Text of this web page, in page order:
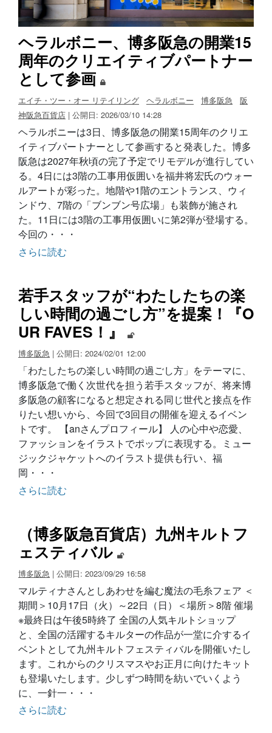
ヘラルボニー、博多阪急の開業15
周年のクリエイティブパートナー
として参画
エイチ・ツー・オー リテイリング ヘラルボニー 博多阪急
阪
神阪急百貨店 | 公開日: 2026/03/10 14:28
ヘラルボニーは3日、博多阪急の開業15周年のクリエ
イティブパートナーとして参画すると発表した。博多
阪急は2027年秋頃の完了予定でリモデルが進行してい
る。4日には3階の工事用仮囲いを福井将宏氏のウォー
ルアートが彩った。地階や1階のエントランス、ウィ
ンドウ、7階の「ブンブン号広場」も装飾が施され
た。11日には3階の工事用仮囲いに第2弾が登場する。
今回の・・・
さらに読む
若手スタッフが“わたしたちの楽
しい時間の過ごし方”を提案！『O
UR FAVES！』
博多阪急 | 公開日: 2024/02/01 12:00
「わたしたちの楽しい時間の過ごし方」をテーマに、
博多阪急で働く次世代を担う若手スタッフが、将来博
多阪急の顧客になると想定される同じ世代と接点を作
りたい想いから、今回で3回目の開催を迎えるイベン
トです。 【anさんプロフィール】 人の心中や恋愛、
ファッションをイラストでポップに表現する。ミュー
ジックジャケットへのイラスト提供も行い、福
岡・・・
さらに読む
（博多阪急百貨店）九州キルトフ
ェスティバル
博多阪急 | 公開日: 2023/09/29 16:58
マルティナさんとしあわせを編む魔法の毛糸フェア ＜
期間＞10月17日（火）～22日（日）＜場所＞8階 催場
※最終日は午後5時終了 全国の人気キルトショップ
と、全国の活躍するキルターの作品が一堂に介するイ
ベントとして九州キルトフェスティバルを開催いたし
ます。これからのクリスマスやお正月に向けたキット
も登場いたします。少しずつ時間を紡いでいくよう
に、一針一・・・
さらに読む